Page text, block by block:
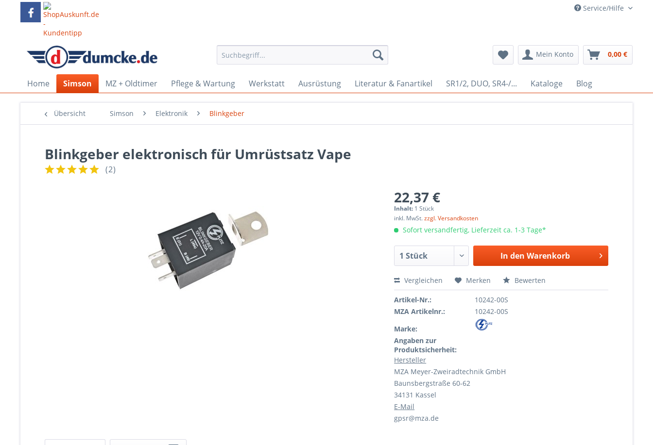
Service/Hilfe
Mein Konto 0,00 €
Home Simson MZ + Oldtimer Pflege & Wartung Werkstatt Ausrüstung Literatur & Fanartikel SR1/2, DUO, SR4-/... Kataloge Blog
Übersicht Simson Elektronik Blinkgeber
Blinkgeber elektronisch für Umrüstsatz Vape
(2)
22,37 €
Inhalt: 1 Stück
inkl. MwSt.zzgl. Versandkosten
Sofort versandfertig, Lieferzeit ca. 1-3 Tage*
In den Warenkorb
Vergleichen Merken Bewerten
Artikel-Nr.:
10242-00S
MZA Artikelnr.:
10242-00S
Marke:
Angaben zur
Produktsicherheit:
Hersteller
MZA Meyer-Zweiradtechnik GmbH
Baunsbergstraße 60-62
34131 Kassel
E-Mail
gpsr@mza.de